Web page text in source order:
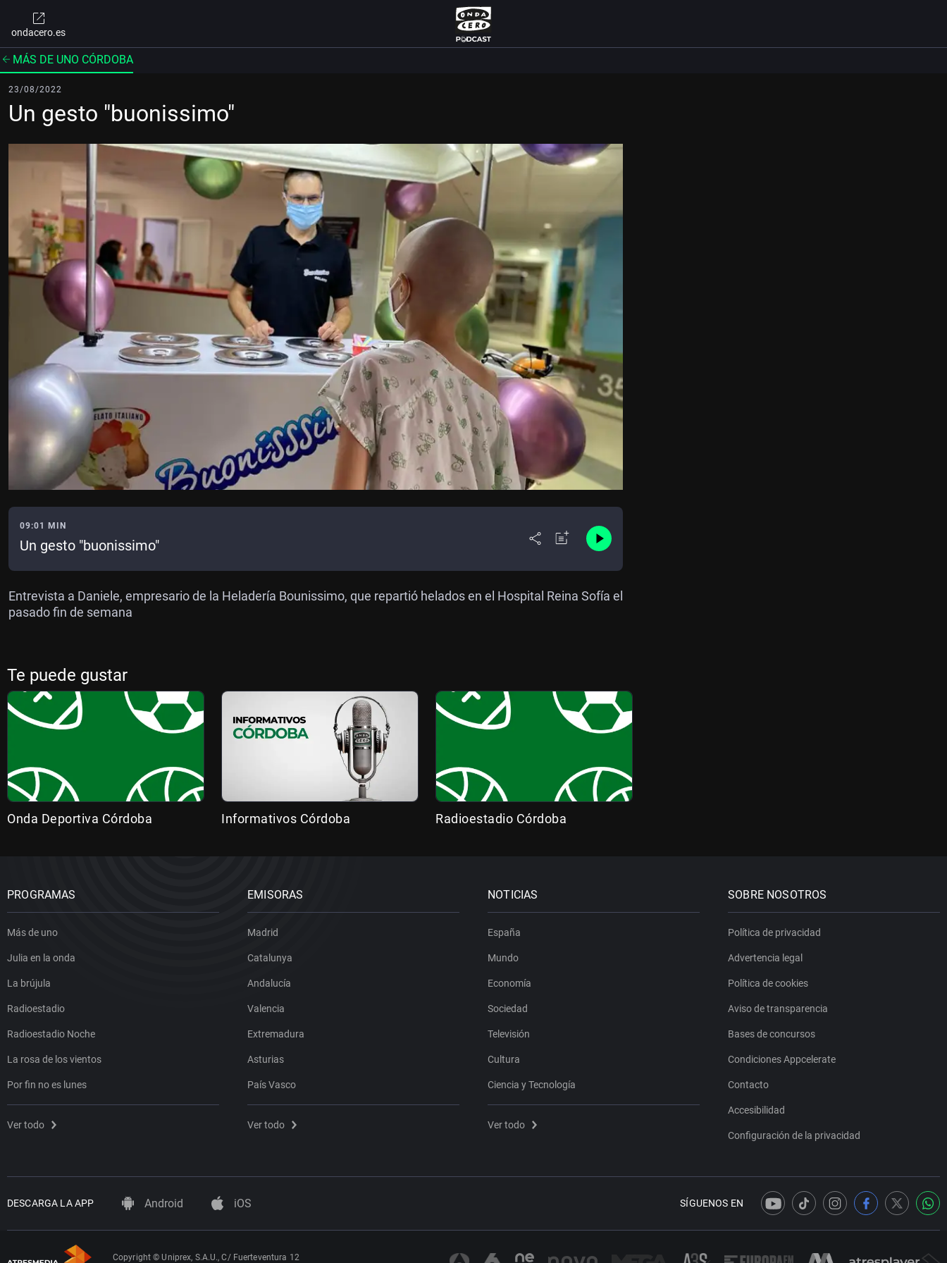
ondacero.es
MÁS DE UNO CÓRDOBA
23/08/2022
Un gesto "buonissimo"
09:01 MIN
Un gesto "buonissimo"
Entrevista a Daniele, empresario de la Heladería Bounissimo, que repartió helados en el Hospital Reina Sofía el
pasado fin de semana
Te puede gustar
Onda Deportiva Córdoba Informativos Córdoba Radioestadio Córdoba
PROGRAMAS
Más de uno
Julia en la onda
La brújula
Radioestadio
Radioestadio Noche
La rosa de los vientos
Por fin no es lunes
Ver todo
EMISORAS
Madrid
Catalunya
Andalucía
Valencia
Extremadura
Asturias
País Vasco
Ver todo
NOTICIAS
España
Mundo
Economía
Sociedad
Televisión
Cultura
Ciencia y Tecnología
Ver todo
SOBRE NOSOTROS
Política de privacidad
Advertencia legal
Política de cookies
Aviso de transparencia
Bases de concursos
Condiciones Appcelerate
Contacto
Accesibilidad
Configuración de la privacidad
DESCARGA LA APP Android iOS SÍGUENOS EN
Copyright © Uniprex, S.A.U., C/ Fuerteventura 12